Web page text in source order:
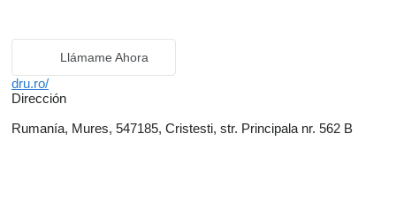
Llámame Ahora
dru.ro/
Dirección
Rumanía, Mures, 547185, Cristesti, str. Principala nr. 562 B